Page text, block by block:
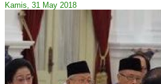
Kamis, 31 May 2018